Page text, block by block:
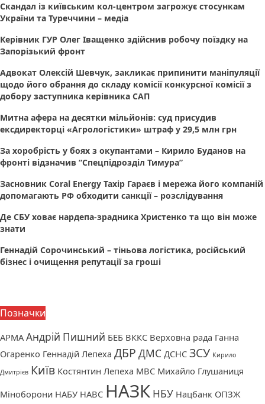
Скандал із київським кол-центром загрожує стосункам
України та Туреччини – медіа
Керівник ГУР Олег Іващенко здійснив робочу поїздку на
Запорізький фронт
Адвокат Олексій Шевчук, закликає припинити маніпуляції
щодо його обрання до складу комісії конкурсної комісії з
добору заступника керівника САП
Митна афера на десятки мільйонів: суд присудив
ексдиректорці «Агрологістики» штраф у 29,5 млн грн
За хоробрість у боях з окупантами – Кирило Буданов на
фронті відзначив “Спецпідрозділ Тимура”
Засновник Coral Energy Тахір Гараєв і мережа його компаній
допомагають РФ обходити санкції – розслідування
Де СБУ ховає нардепа-зрадника Христенко та що він може
знати
Геннадій Сорочинський – тіньова логістика, російський
бізнес і очищення репутації за гроші
Позначки
АРМА Андрій Пишний БЕБ ВККС Верховна рада Ганна
Огаренко Геннадій Лепеха ДБР ДМС ДСНС ЗСУ Кирило
Дмитрієв Київ Костянтин Лепеха МВС Михайло Глушаниця
Міноборони НАБУ НАВС НАЗК НБУ Нацбанк ОПЗЖ